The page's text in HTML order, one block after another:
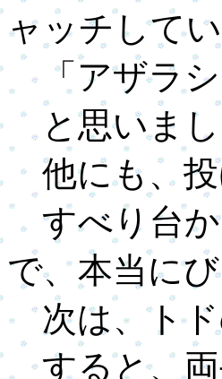
ャッチして
「アザラシ
と思いまし
他にも、投
すべり台か
で、本当に
次は、トド
すると、両